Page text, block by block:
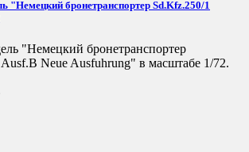
"Немецкий бронетранспортер Sd.Kfz.250/1
"Немецкий бронетранспортер
Neue Ausfuhrung" в масштабе 1/72.